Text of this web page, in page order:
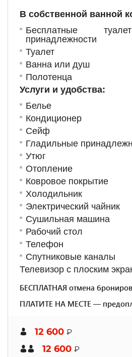
В собственной ванной
Бесплатные
принадлежности
Туалет
Ванна или душ
Полотенца
Услуги и удобства: ​
Белье
Кондиционер
Сейф
Гладильные
Утюг
Отопление
Ковровое покрытие
Холодильник
Электрический чайник
Сушильная машина
Рабочий стол
Телефон
Спутниковые каналы
Телевизор с плоским
БЕСПЛАТНАЯ отмена
ПЛАТИТЕ НА МЕСТЕ —
12 600 ₽
12 600 ₽